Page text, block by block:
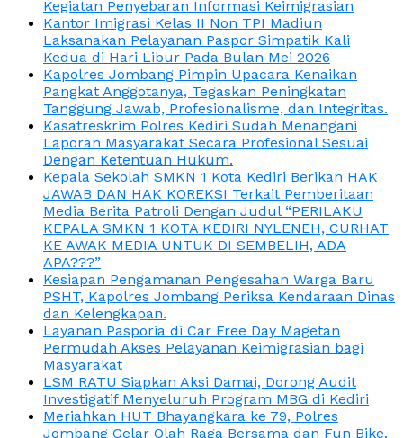
Kegiatan Penyebaran Informasi Keimigrasian
Kantor Imigrasi Kelas II Non TPI Madiun
Laksanakan Pelayanan Paspor Simpatik Kali
Kedua di Hari Libur Pada Bulan Mei 2026
Kapolres Jombang Pimpin Upacara Kenaikan
Pangkat Anggotanya, Tegaskan Peningkatan
Tanggung Jawab, Profesionalisme, dan Integritas.
Kasatreskrim Polres Kediri Sudah Menangani
Laporan Masyarakat Secara Profesional Sesuai
Dengan Ketentuan Hukum.
Kepala Sekolah SMKN 1 Kota Kediri Berikan HAK
JAWAB DAN HAK KOREKSI Terkait Pemberitaan
Media Berita Patroli Dengan Judul “PERILAKU
KEPALA SMKN 1 KOTA KEDIRI NYLENEH, CURHAT
KE AWAK MEDIA UNTUK DI SEMBELIH, ADA
APA???”
Kesiapan Pengamanan Pengesahan Warga Baru
PSHT, Kapolres Jombang Periksa Kendaraan Dinas
dan Kelengkapan.
Layanan Pasporia di Car Free Day Magetan
Permudah Akses Pelayanan Keimigrasian bagi
Masyarakat
LSM RATU Siapkan Aksi Damai, Dorong Audit
Investigatif Menyeluruh Program MBG di Kediri
Meriahkan HUT Bhayangkara ke 79, Polres
Jombang Gelar Olah Raga Bersama dan Fun Bike.